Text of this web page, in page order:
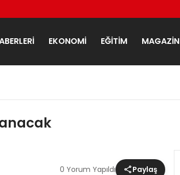
EKONOMI EĞITIM MAGAZIN
0 Yorum Yapıldı Paylaş